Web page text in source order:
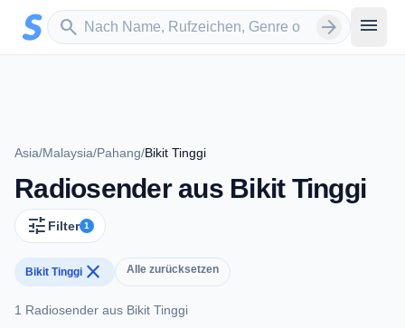
Zum Hauptinhalt springen
search
Sender suchen arrow_forward menu
Asia/Malaysia/Pahang/Bikit Tinggi
Radiosender aus Bikit Tinggi
tune Filter 1
Bikit Tinggi close Alle zurücksetzen
1 Radiosender aus Bikit Tinggi